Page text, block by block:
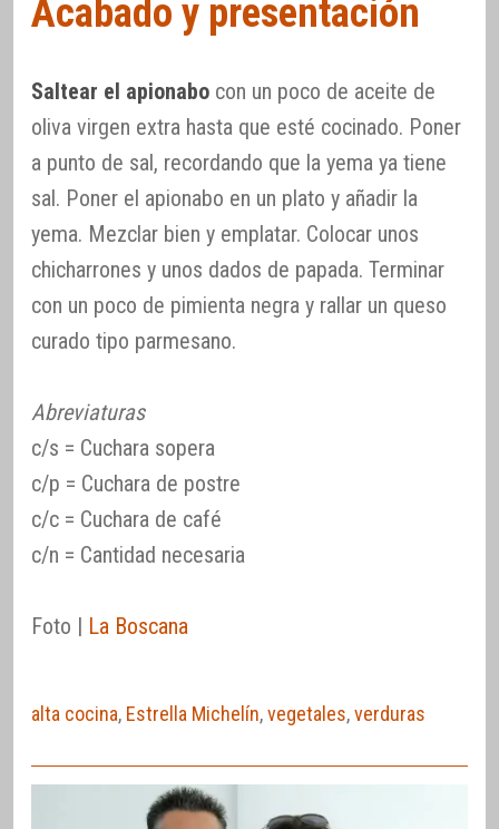
Acabado y presentación
Saltear el apionabo con un poco de aceite de
oliva virgen extra hasta que esté cocinado. Poner
a punto de sal, recordando que la yema ya tiene
sal. Poner el apionabo en un plato y añadir la
yema. Mezclar bien y emplatar. Colocar unos
chicharrones y unos dados de papada. Terminar
con un poco de pimienta negra y rallar un queso
curado tipo parmesano.
Abreviaturas
c/s = Cuchara sopera
c/p = Cuchara de postre
c/c = Cuchara de café
c/n = Cantidad necesaria
Foto | La Boscana
alta cocina, Estrella Michelín,vegetales,verduras